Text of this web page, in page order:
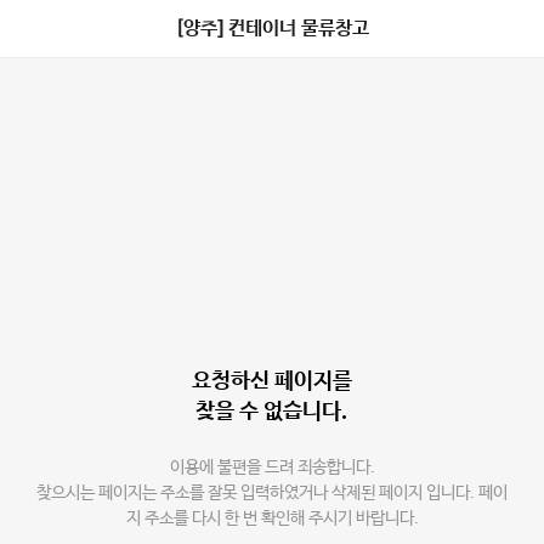
[양주] 컨테이너 물류창고
요청하신 페이지를
찾을 수 없습니다.
이용에 불편을 드려 죄송합니다.
찾으시는 페이지는 주소를 잘못 입력하였거나 삭제된 페이지 입니다. 페이
지 주소를 다시 한 번 확인해 주시기 바랍니다.